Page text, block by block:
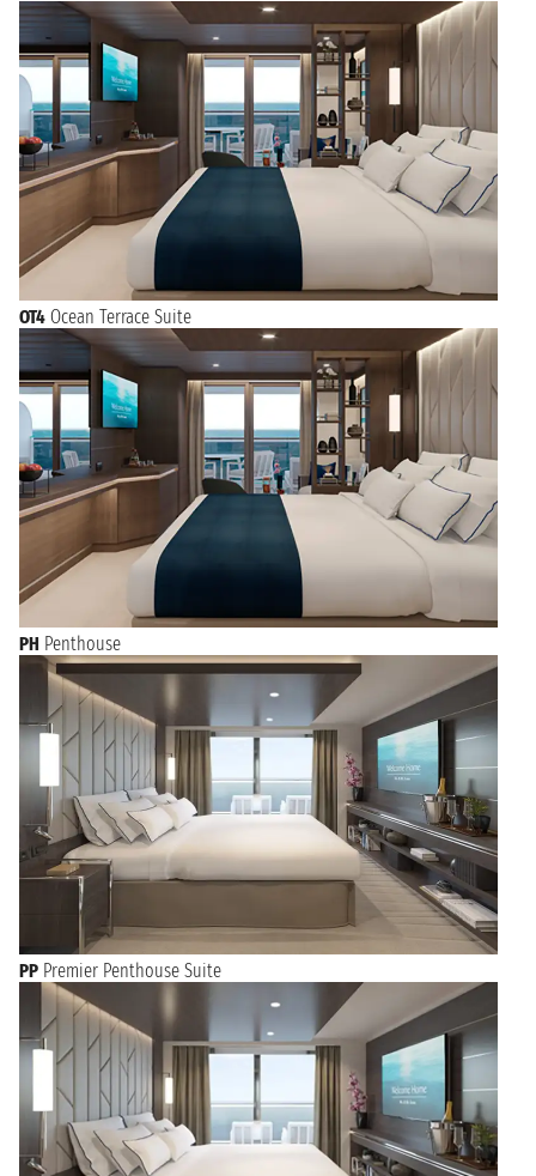
OT4 Ocean Terrace Suite
PH Penthouse
PP Premier Penthouse Suite